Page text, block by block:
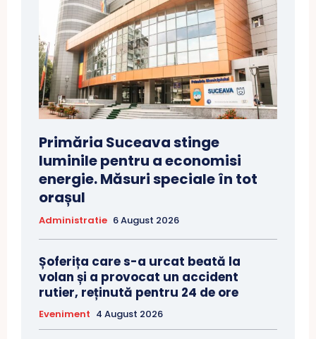
Primăria Suceava stinge
luminile pentru a economisi
energie. Măsuri speciale în tot
orașul
Administratie 6 August 2026
Șoferița care s-a urcat beată la
volan și a provocat un accident
rutier, reținută pentru 24 de ore
Eveniment 4 August 2026